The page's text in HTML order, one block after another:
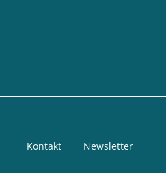
Kontakt Newsletter